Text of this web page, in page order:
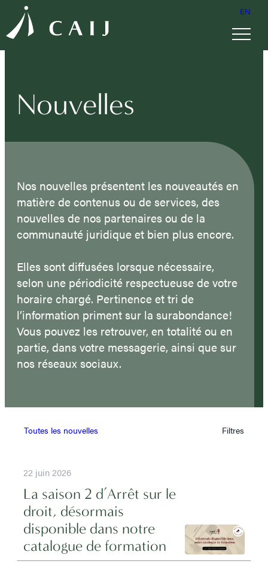
EN
Nouvelles
Nos nouvelles présentent les nouveautés en
matière de contenus ou de services, des
nouvelles de nos partenaires ou de la
communauté juridique et bien plus encore.
Elles sont diffusées lorsque nécessaire,
selon une périodicité respectueuse de votre
horaire chargé. Pertinence et tri de
l’information priment sur la surabondance!
Vous pouvez les retrouver, en totalité ou en
partie, dans votre messagerie, ainsi que sur
nos réseaux sociaux.
Toutes les nouvelles Filtres
22 juin 2026
La saison 2 d’Arrêt sur le
droit, désormais
disponible dans notre
catalogue de formation